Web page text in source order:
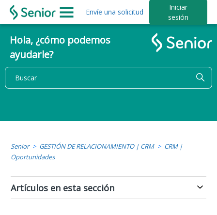
Envíe una solicitud
Iniciar
sesión
Hola, ¿cómo podemos
ayudarle?
Senior GESTIÓN DE RELACIONAMIENTO | CRM
CRM |
Oportunidades
Artículos en esta sección